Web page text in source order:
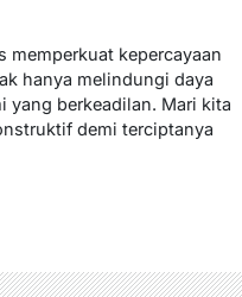
memperkuat kepercayaan
hanya melindungi daya
yang berkeadilan. Mari kita
demi terciptanya